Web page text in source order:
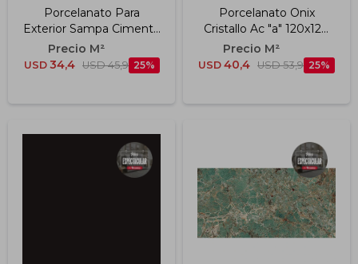
Porcelanato Para
Exterior Sampa Cimento
"a" 120x120 Cm 11mm
USD 34,4 USD 45,9 25
Porcelanato Onix
Cristallo Ac "a" 120x120
8.5mm
USD 40,4 USD 53,9 25